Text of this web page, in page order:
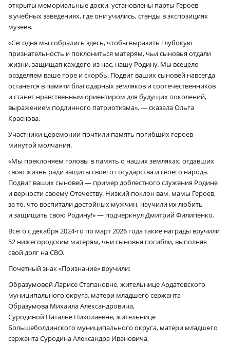
открыты мемориальные доски, установлены парты Героев
в учебных заведениях, где они учились, стенды в экспозициях
музеев.
«Сегодня мы собрались здесь, чтобы выразить глубокую
признательность и поклониться матерям, чьи сыновья отдали
жизни, защищая каждого из нас, нашу Родину. Мы всецело
разделяем ваше горе и скорбь. Подвиг ваших сыновей навсегда
останется в памяти благодарных земляков и соотечественников
и станет нравственным ориентиром для будущих поколений,
выражением подлинного патриотизма», — сказала Ольга
Краснова.
Участники церемонии почтили память погибших героев
минутой молчания.
«Мы преклоняем головы в память о наших земляках, отдавших
свою жизнь ради защиты своего государства и своего народа.
Подвиг ваших сыновей — пример доблестного служения Родине
и верности своему Отечеству. Низкий поклон вам, мамы Героев,
за то, что воспитали достойных мужчин, научили их любить
и защищать свою Родину!» — подчеркнул Дмитрий Филипенко.
Всего с декабря 2024-го по март 2026 года такие награды вручили
52 нижегородским матерям, чьи сыновья погибли, выполняя
свой долг на СВО.
Почетный знак «Признание» вручили:
Образумовой Ларисе Степановне, жительнице Ардатовского
муниципального округа, матери младшего сержанта
Образумова Михаила Александровича,
Суродиной Наталье Николаевне, жительнице
Большеболдинского муниципального округа, матери младшего
сержанта Суродина Александра Ивановича,